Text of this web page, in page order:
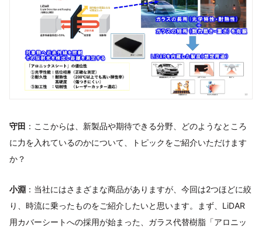
守田 ：ここからは、新製品や期待できる分野、どのようなところ
に力を入れているのかについて、トピックをご紹介いただけます
か？
小淵 ：当社にはさまざまな商品がありますが、今回は2つほどに絞
り、時流に乗ったものをご紹介したいと思います。まず、LiDAR
用カバーシートへの採用が始まった、ガラス代替樹脂「アロニッ